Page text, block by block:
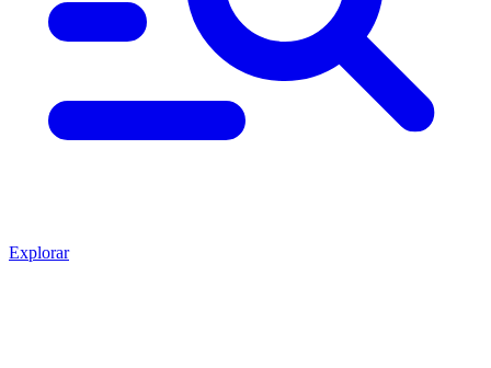
Explorar